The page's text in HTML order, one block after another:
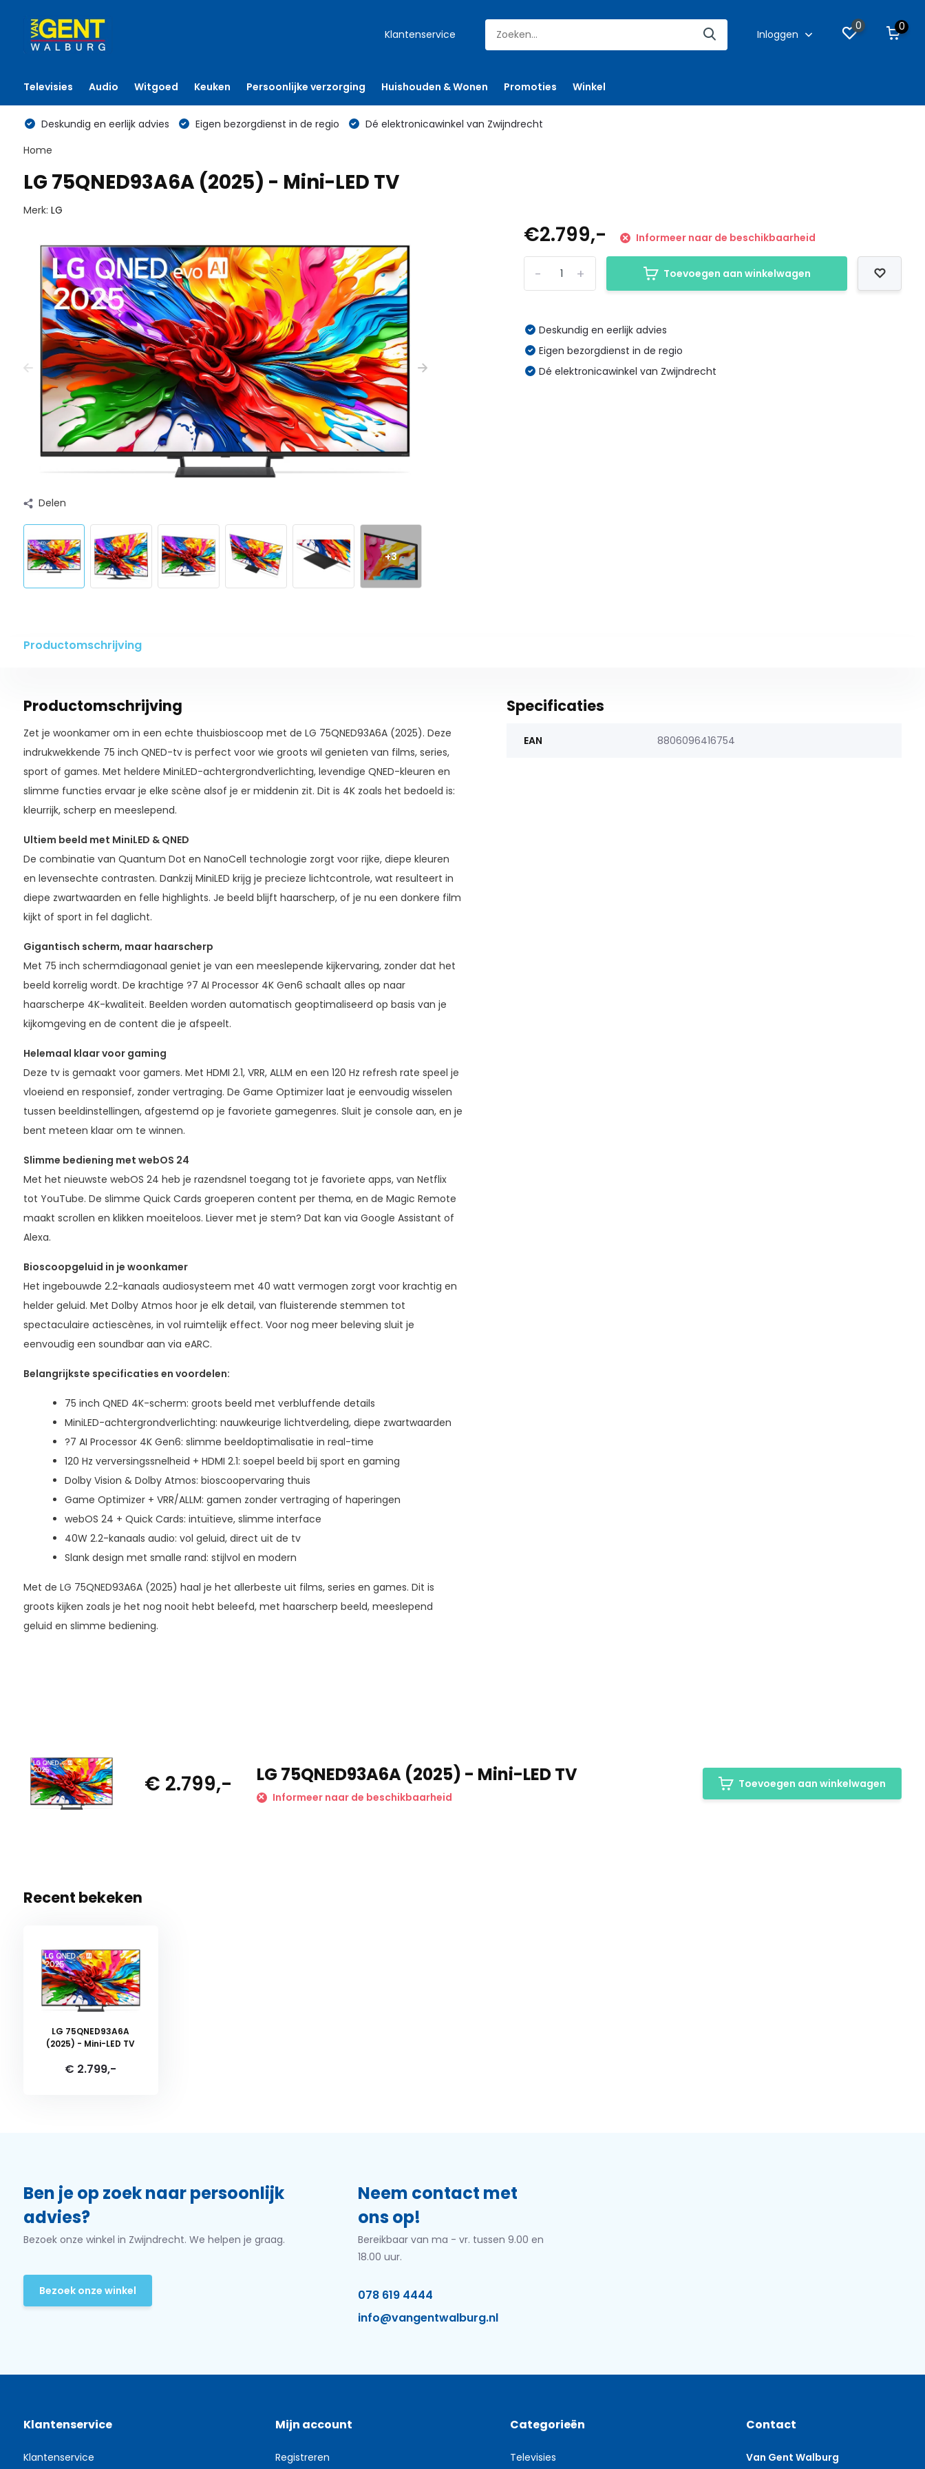
Klantenservice Inloggen
0 0
Televisies Audio Witgoed Keuken Persoonlijke verzorging Huishouden & Wonen Promoties Winkel
Deskundig en eerlijk advies Eigen bezorgdienst in de regio
Dé elektronicawinkel van Zwijndrecht
Home
LG 75QNED93A6A (2025) - Mini-LED TV
Merk: LG
Delen
+3
€2.799,- Informeer naar de beschikbaarheid
+
- Toevoegen aan winkelwagen
Deskundig en eerlijk advies
Eigen bezorgdienst in de regio
Dé elektronicawinkel van Zwijndrecht
Productomschrijving
Productomschrijving
Zet je woonkamer om in een echte thuisbioscoop met de LG 75QNED93A6A (2025). Deze
indrukwekkende 75 inch QNED-tv is perfect voor wie groots wil genieten van films, series,
sport of games. Met heldere MiniLED-achtergrondverlichting, levendige QNED-kleuren en
slimme functies ervaar je elke scène alsof je er middenin zit. Dit is 4K zoals het bedoeld is:
kleurrijk, scherp en meeslepend.
Ultiem beeld met MiniLED & QNED
De combinatie van Quantum Dot en NanoCell technologie zorgt voor rijke, diepe kleuren
en levensechte contrasten. Dankzij MiniLED krijg je precieze lichtcontrole, wat resulteert in
diepe zwartwaarden en felle highlights. Je beeld blijft haarscherp, of je nu een donkere film
kijkt of sport in fel daglicht.
Gigantisch scherm, maar haarscherp
Met 75 inch schermdiagonaal geniet je van een meeslepende kijkervaring, zonder dat het
beeld korrelig wordt. De krachtige ?7 AI Processor 4K Gen6 schaalt alles op naar
haarscherpe 4K-kwaliteit. Beelden worden automatisch geoptimaliseerd op basis van je
kijkomgeving en de content die je afspeelt.
Helemaal klaar voor gaming
Deze tv is gemaakt voor gamers. Met HDMI 2.1, VRR, ALLM en een 120 Hz refresh rate speel je
vloeiend en responsief, zonder vertraging. De Game Optimizer laat je eenvoudig wisselen
tussen beeldinstellingen, afgestemd op je favoriete gamegenres. Sluit je console aan, en je
bent meteen klaar om te winnen.
Slimme bediening met webOS 24
Met het nieuwste webOS 24 heb je razendsnel toegang tot je favoriete apps, van Netflix
tot YouTube. De slimme Quick Cards groeperen content per thema, en de Magic Remote
maakt scrollen en klikken moeiteloos. Liever met je stem? Dat kan via Google Assistant of
Alexa.
Bioscoopgeluid in je woonkamer
Het ingebouwde 2.2-kanaals audiosysteem met 40 watt vermogen zorgt voor krachtig en
helder geluid. Met Dolby Atmos hoor je elk detail, van fluisterende stemmen tot
spectaculaire actiescènes, in vol ruimtelijk effect. Voor nog meer beleving sluit je
eenvoudig een soundbar aan via eARC.
Belangrijkste specificaties en voordelen:
75 inch QNED 4K-scherm: groots beeld met verbluffende details
MiniLED-achtergrondverlichting: nauwkeurige lichtverdeling, diepe zwartwaarden
?7 AI Processor 4K Gen6: slimme beeldoptimalisatie in real-time
120 Hz verversingssnelheid + HDMI 2.1: soepel beeld bij sport en gaming
Dolby Vision & Dolby Atmos: bioscoopervaring thuis
Game Optimizer + VRR/ALLM: gamen zonder vertraging of haperingen
webOS 24 + Quick Cards: intuïtieve, slimme interface
40W 2.2-kanaals audio: vol geluid, direct uit de tv
Slank design met smalle rand: stijlvol en modern
Met de LG 75QNED93A6A (2025) haal je het allerbeste uit films, series en games. Dit is
groots kijken zoals je het nog nooit hebt beleefd, met haarscherp beeld, meeslepend
geluid en slimme bediening.
Specificaties
EAN 8806096416754
€ 2.799,- LG 75QNED93A6A (2025) - Mini-LED TV
Informeer naar de beschikbaarheid
Toevoegen aan winkelwagen
Recent bekeken
LG 75QNED93A6A
(2025) - Mini-LED TV
€ 2.799,-
Ben je op zoek naar persoonlijk
advies?
Bezoek onze winkel in Zwijndrecht. We helpen je graag.
Bezoek onze winkel
Neem contact met
ons op!
Bereikbaar van ma - vr. tussen 9.00 en
18.00 uur.
078 619 4444
info@vangentwalburg.nl
Klantenservice
Klantenservice
Mijn account
Registreren
Categorieën
Televisies
Contact
Van Gent Walburg